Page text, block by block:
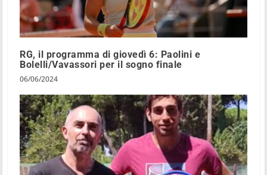
RG, il programma di giovedì 6: Paolini e
Bolelli/Vavassori per il sogno finale
06/06/2024